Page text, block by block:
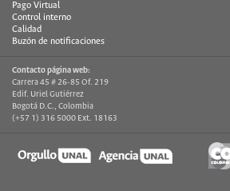
Pago Virtual
Control interno
Calidad
Buzón de notificaciones
Contacto página web:
Carrera 45 # 26-85 Of. 219
Edif. Uriel Gutiérrez
Bogotá D.C., Colombia
(+57 1) 316 5000 Ext. 18163